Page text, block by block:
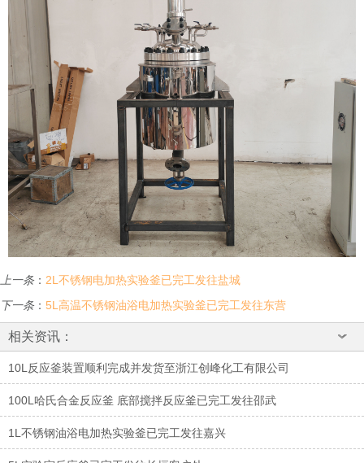
上一条： 2L不锈钢电加热实验釜已完工发往盐城
下一条： 5L高温不锈钢油浴电加热实验釜已完工发往东营
相关资讯：
10L反应釜装置顺利完成并发货至浙江创峰化工有限公司
100L哈氏合金反应釜 底部搅拌反应釜已完工发往邵武
1L不锈钢油浴电加热实验釜已完工发往嘉兴